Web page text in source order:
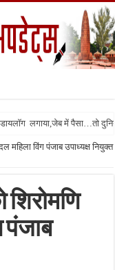
लगाया,जेब में पैसा…तो
महिला विंग पंजाब उपाध्यक्ष नियुक्त
शिरोमणि
पंजाब